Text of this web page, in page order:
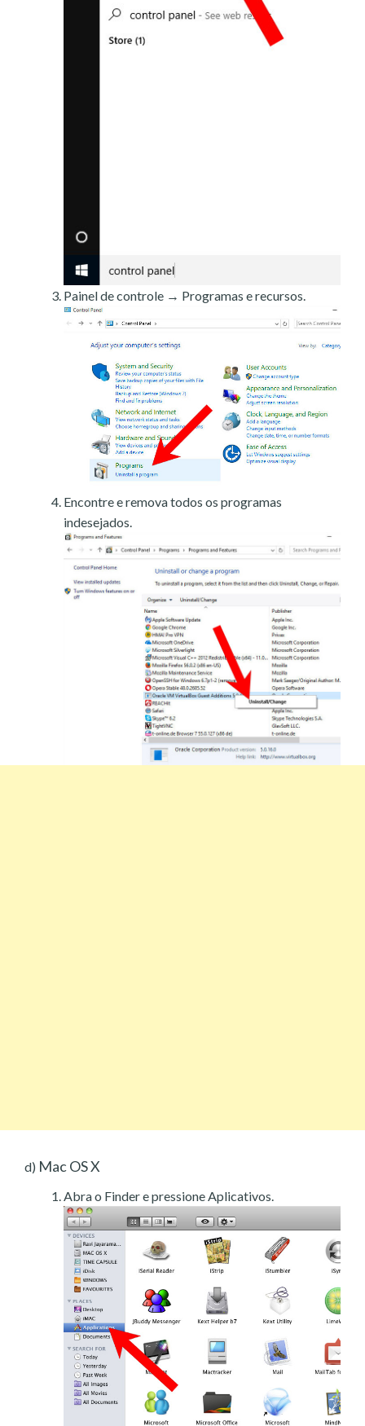
Painel de controle → Programas e recursos.
Encontre e remova todos os programas
indesejados.
d) Mac OS X
Abra o Finder e pressione Aplicativos.